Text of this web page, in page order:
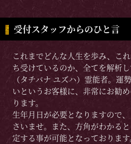
受付スタッフからのひと言
これまでどんな人生を歩み、こ
ち受けているのか、全てを解析
（タチバナ ユズハ）霊能者。運
いというお客様に、非常にお勧
ります。
生年月日が必要となりますので
さいませ。また、方角がわかる
定する事が可能となっております